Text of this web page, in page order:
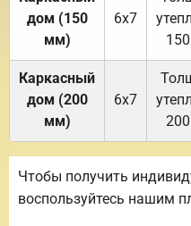
дом (150
мм)
6х7
Каркасный
дом (200
мм)
6х7
Чтобы получить
воспользуйтесь нашим